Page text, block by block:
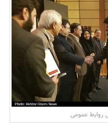
بانک، بیمه و سرمایه
مسکن و ساختمان
روابط عمومی